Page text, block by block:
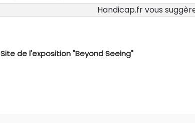
Handicap.fr vous
Site de l'exposition "Beyond Seeing"